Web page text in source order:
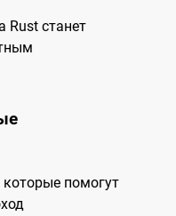
Rust станет
которые помогут